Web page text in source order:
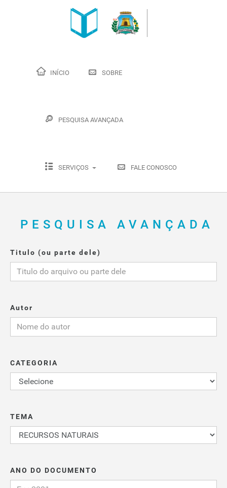
INÍCIO SOBRE
PESQUISA AVANÇADA
SERVIÇOS FALE CONOSCO
PESQUISA AVANÇADA
Titulo (ou parte dele)
Autor
CATEGORIA
TEMA
ANO DO DOCUMENTO